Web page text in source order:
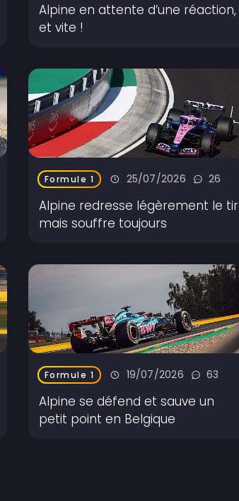
Alpine en attente d’une réaction,
et vite !
Formule 1 25/07/2026 26
Alpine redresse légèrement le tir
mais souffre toujours
Formule 1 19/07/2026 63
Alpine se défend et sauve un
petit point en Belgique